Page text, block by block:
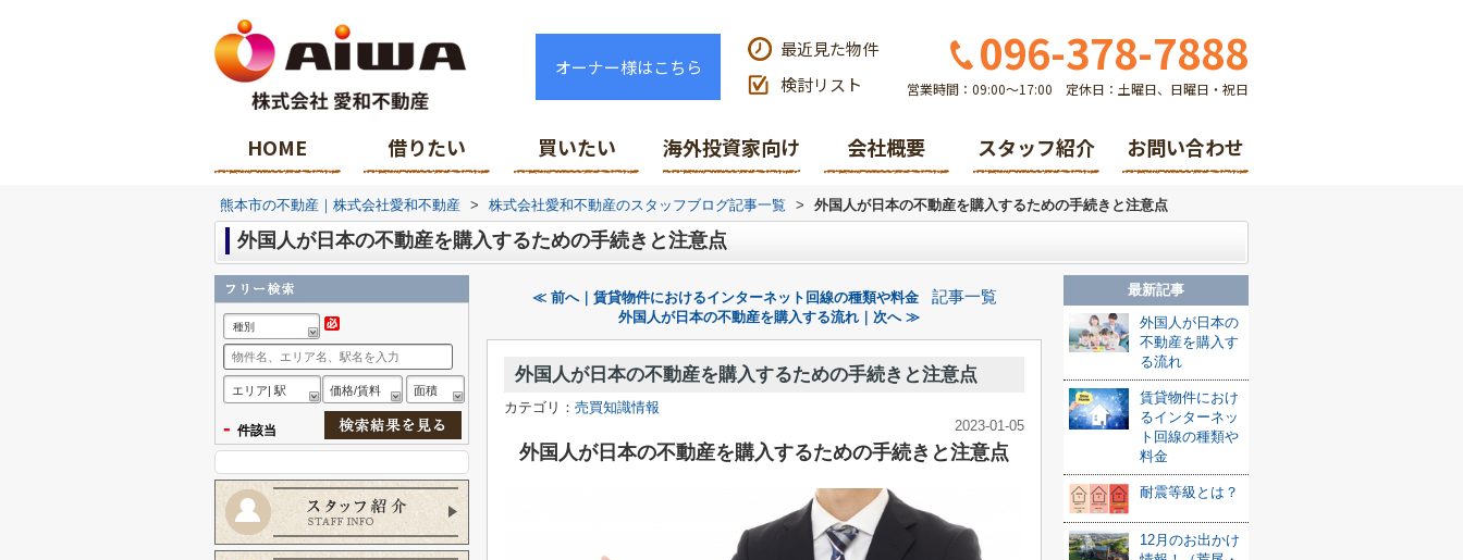
オーナー様はこちら
最近見た物件
検討リスト
096-378-7888
営業時間：09:00～17:00 定休日：土曜日、日曜日・祝日
HOME 借りたい 買いたい 海外投資家向け 会社概要 スタッフ紹介 お問い合わせ
熊本市の不動産｜株式会社愛和不動産 > 株式会社愛和不動産のスタッフブログ記事一覧 > 外国人が日本の不動産を購入するための手続きと注意点
外国人が日本の不動産を購入するための手続きと注意点
≪ 前へ｜賃貸物件におけるインターネット回線の種類や料金 記事一覧
外国人が日本の不動産を購入する流れ｜次へ ≫
外国人が日本の不動産を購入するための手続きと注意点
カテゴリ： 売買知識情報
2023-01-05
外国人が日本の不動産を購入するための手続きと注意点
最新記事
外国人が日本の
不動産を購入す
る流れ
賃貸物件におけ
るインターネッ
ト回線の種類や
料金
耐震等級とは？
12月のお出かけ
種別
エリア| 駅 価格/賃料 面積
- 件該当